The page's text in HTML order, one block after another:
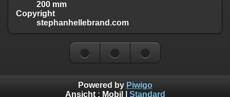
200 mm
Copyright
stephanhellebrand.com
Powered by Piwigo
Ansicht : Mobil Standard